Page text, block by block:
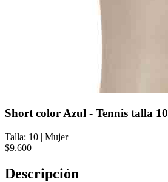
Short color Azul - Tennis talla 10
Talla: 10 | Mujer
$9.600
Descripción